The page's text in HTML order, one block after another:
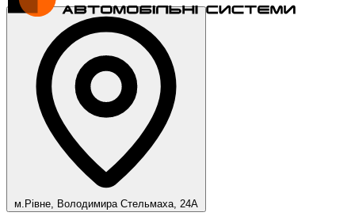
м.Рівне, Володимира Стельмаха, 24А